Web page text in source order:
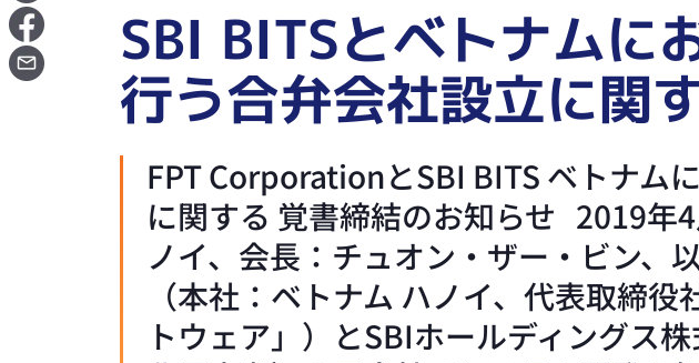
SBI BITSとベトナムに
行う合弁会社設立に関
FPT CorporationとSBI BITS ベトナム
に関する 覚書締結のお知らせ 2019年
ノイ、会長：チュオン・ザー・ビン、
（本社：ベトナム ハノイ、代表取締
トウェア」）とSBIホールディングス